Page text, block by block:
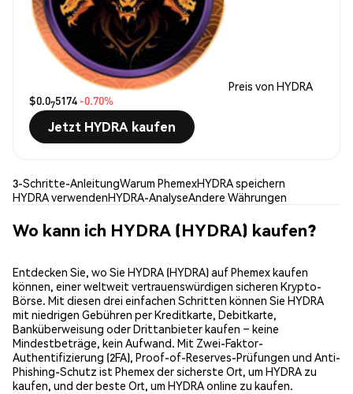
Preis von HYDRA
$0.075174 -0.70%
Jetzt HYDRA kaufen
3-Schritte-AnleitungWarum PhemexHYDRA speichern
HYDRA verwendenHYDRA-AnalyseAndere Währungen
Wo kann ich HYDRA (HYDRA) kaufen?
Entdecken Sie, wo Sie HYDRA (HYDRA) auf Phemex kaufen
können, einer weltweit vertrauenswürdigen sicheren Krypto-
Börse. Mit diesen drei einfachen Schritten können Sie HYDRA
mit niedrigen Gebühren per Kreditkarte, Debitkarte,
Banküberweisung oder Drittanbieter kaufen – keine
Mindestbeträge, kein Aufwand. Mit Zwei-Faktor-
Authentifizierung (2FA), Proof-of-Reserves-Prüfungen und Anti-
Phishing-Schutz ist Phemex der sicherste Ort, um HYDRA zu
kaufen, und der beste Ort, um HYDRA online zu kaufen.